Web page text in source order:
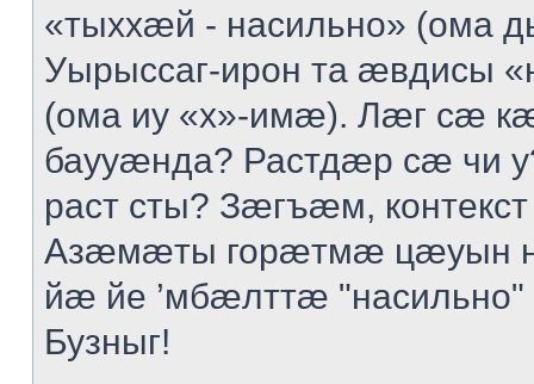
«тыххӕй - насильно» (ома
Уырыссаг-ирон та ӕвдисы
(ома иу «х»-имӕ). Лӕг сӕ
баууӕнда? Растдӕр сӕ чи
раст сты? Зӕгъӕм,
Азӕмӕты горӕтмӕ
йӕ йе ’мбӕлттӕ "насильно"
Бузныг!